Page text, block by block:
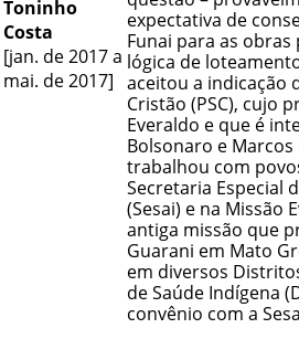
Toninho
Costa
[jan. de 2017 a
mai. de 2017]
expectativa de
Funai para as
lógica de
aceitou a indicação
Cristão (PSC), cujo
Everaldo e que é
Bolsonaro e Marcos
trabalhou com
Secretaria Especial
(Sesai) e na Missão
antiga missão que
Guarani em Mato
em diversos
de Saúde Indígena
convênio com a